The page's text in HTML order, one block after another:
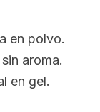
en polvo.
aroma.
en gel.